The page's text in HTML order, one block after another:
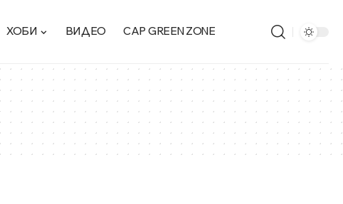
ХОБИ ВИДЕО CAP GREEN ZONE